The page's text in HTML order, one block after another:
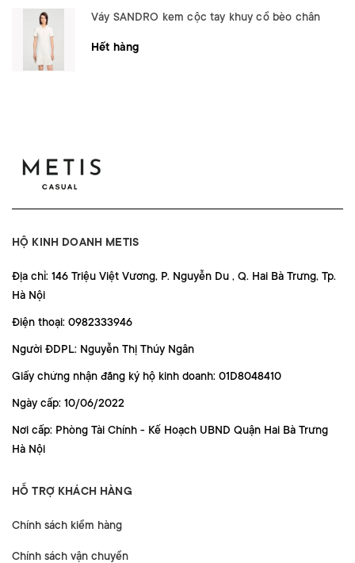
Váy SANDRO kem cộc tay khuy cổ bèo chân
Hết hàng
HỘ KINH DOANH METIS
Địa chỉ: 146 Triệu Việt Vương, P. Nguyễn Du , Q. Hai Bà Trưng, Tp.
Hà Nội
Điện thoại: 0982333946
Người ĐDPL: Nguyễn Thị Thúy Ngân
Giấy chứng nhận đăng ký hộ kinh doanh: 01D8048410
Ngày cấp: 10/06/2022
Nơi cấp: Phòng Tài Chính - Kế Hoạch UBND Quận Hai Bà Trưng
Hà Nội
HỖ TRỢ KHÁCH HÀNG
Chính sách kiểm hàng
Chính sách vận chuyển